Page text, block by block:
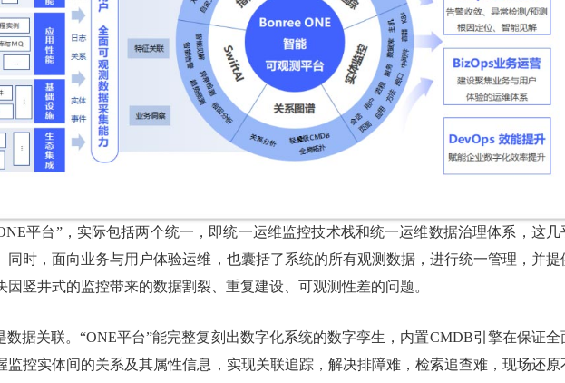
平台”，实际包括两个统一，即统一运维监控技术栈和统一运维数据治理体系，这几
同时，面向业务与用户体验运维，也囊括了系统的所有观测数据，进行统一管理，并提
因竖井式的监控带来的数据割裂、重复建设、可观测性差的问题。
数据关联。“ONE平台”能完整复刻出数字化系统的数字孪生，内置CMDB引擎在保证全
监控实体间的关系及其属性信息，实现关联追踪，解决排障难，检索追查难，现场还原